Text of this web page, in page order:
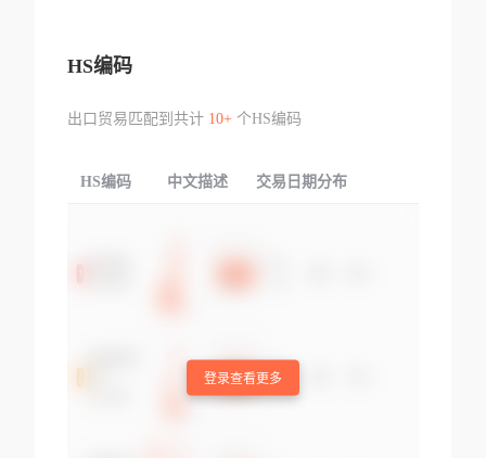
HS编码
出口贸易匹配到共计 10+个HS编码
HS编码 中文描述 交易日期分布
登录查看更多